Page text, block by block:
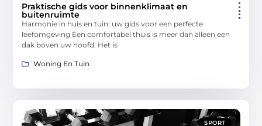
Praktische gids voor binnenklimaat en
buitenruimte
Harmonie in huis en tuin: uw gids voor een perfecte
leefomgeving Een comfortabel thuis is meer dan alleen een
dak boven uw hoofd. Het is
Woning En Tuin
SPORT